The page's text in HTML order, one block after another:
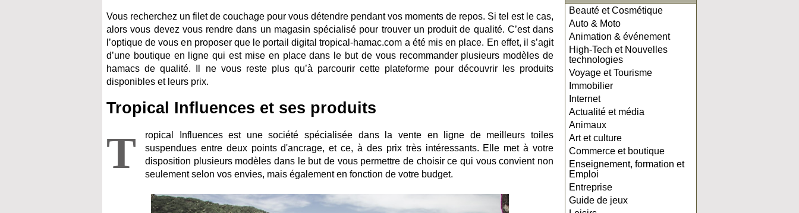
Beauté et Cosmétique
Auto & Moto
Animation & événement
High-Tech et Nouvelles
technologies
Voyage et Tourisme
Immobilier
Internet
Actualité et média
Animaux
Art et culture
Commerce et boutique
Enseignement, formation et
Emploi
Entreprise
Guide de jeux
Vous recherchez un filet de couchage pour vous détendre pendant vos moments de repos. Si tel est le cas,
alors vous devez vous rendre dans un magasin spécialisé pour trouver un produit de qualité. C’est dans
l’optique de vous en proposer que le portail digital tropical-hamac.com a été mis en place. En effet, il s’agit
d’une boutique en ligne qui est mise en place dans le but de vous recommander plusieurs modèles de
hamacs de qualité. Il ne vous reste plus qu’à parcourir cette plateforme pour découvrir les produits
disponibles et leurs prix.
Tropical Influences et ses produits
T
ropical Influences est une société spécialisée dans la vente en ligne de meilleurs toiles
suspendues entre deux points d'ancrage, et ce, à des prix très intéressants. Elle met à votre
disposition plusieurs modèles dans le but de vous permettre de choisir ce qui vous convient non
seulement selon vos envies, mais également en fonction de votre budget.